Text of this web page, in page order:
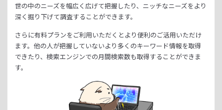
世の中のニーズを幅広く広げて把握したり、 ニッチなニーズをより
深く掘り下げて調査することができます。
さらに有料プランをご利用いただくとより便利のご活用いただけ
ます。 他の人が把握していないより多くのキーワード情報を取得
できたり、 検索エンジンでの月間検索数も取得することができま
す。